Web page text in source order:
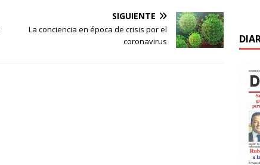
SIGUIENTE
La conciencia en época de crisis por el
coronavirus